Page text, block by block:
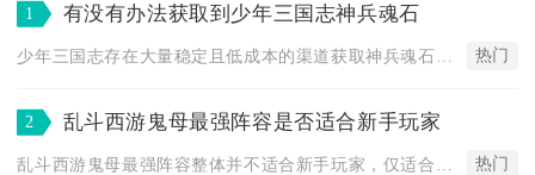
1 有没有办法获取到少年三国志神兵魂石
少年三国志存在大量稳定且低成本的渠道获取神兵魂石，分为长期稳... 热门
2 乱斗西游鬼母最强阵容是否适合新手玩家
热门